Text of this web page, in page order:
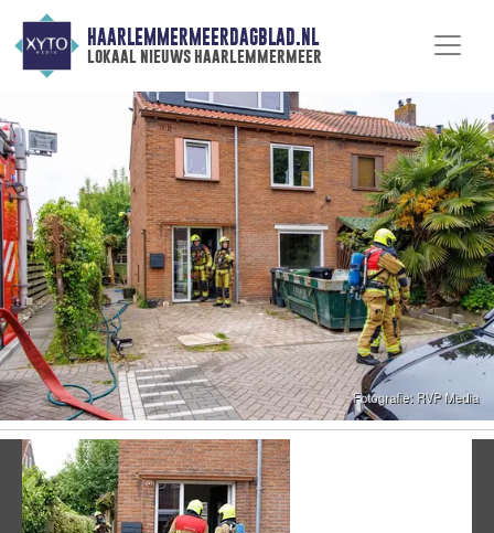
HAARLEMMERMEERDAGBLAD.NL
lokaal nieuws haarlemmermeer